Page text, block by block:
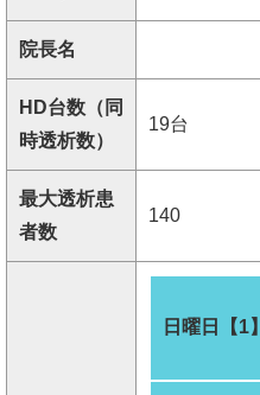
院長名
HD台数（同
時透析数）
19台
最大透析患
者数
140
日曜日【1】